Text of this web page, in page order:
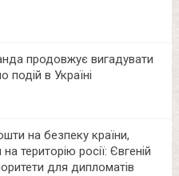
продовжує вигадувати
подій в Україні
на безпеку країни,
територію росії: Євгеній
для дипломатів